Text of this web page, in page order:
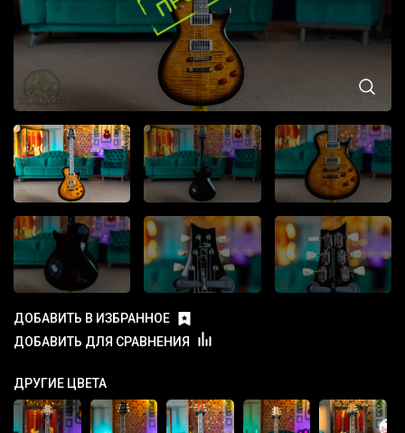
ДОБАВИТЬ В ИЗБРАННОЕ
ДОБАВИТЬ ДЛЯ СРАВНЕНИЯ
ДРУГИЕ ЦВЕТА